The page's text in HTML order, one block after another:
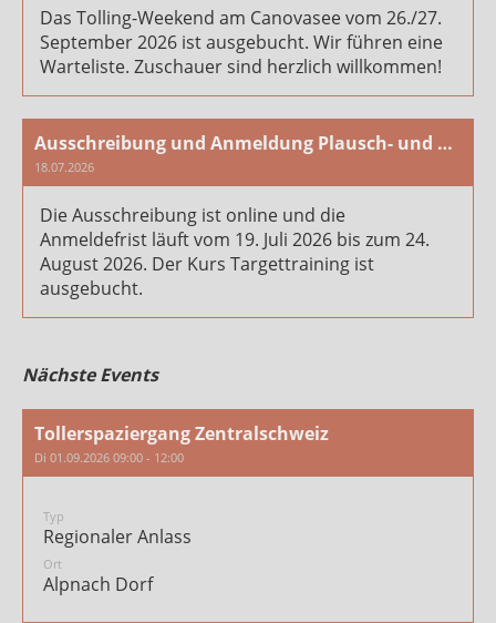
Das Tolling-Weekend am Canovasee vom 26./27.
September 2026 ist ausgebucht. Wir führen eine
Warteliste. Zuschauer sind herzlich willkommen!
Ausschreibung und Anmeldung Plausch- und Arbeitstag 2026
18.07.2026
Die Ausschreibung ist online und die
Anmeldefrist läuft vom 19. Juli 2026 bis zum 24.
August 2026. Der Kurs Targettraining ist
ausgebucht.
Nächste Events
Tollerspaziergang Zentralschweiz
Di 01.09.2026 09:00 - 12:00
Typ
Regionaler Anlass
Ort
Alpnach Dorf